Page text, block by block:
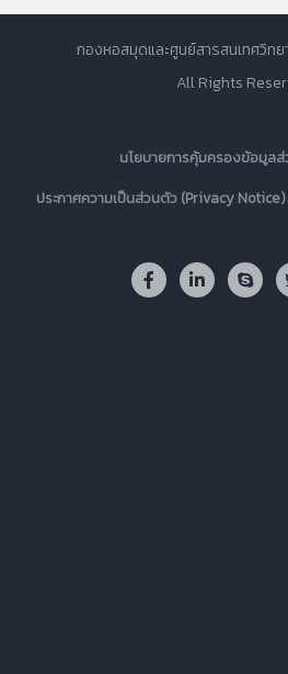
กองหอสมุดและศูนย์สารสนเทศวิทย
All Rights
นโยบายการคุ้มครองข้อมูล
ประกาศความเป็นส่วนตัว (Privacy